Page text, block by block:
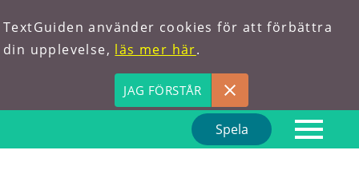
TextGuiden använder cookies för att förbättra
din upplevelse, läs mer här.
JAG FÖRSTÅR
Spela